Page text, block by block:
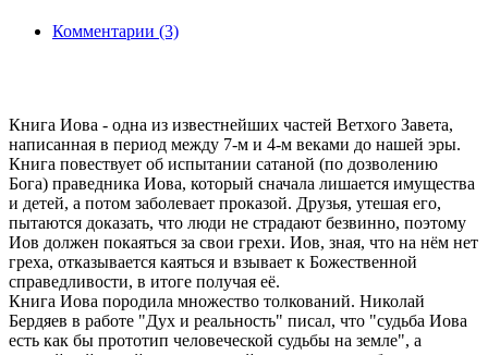
Комментарии (3)
Книга Иова - одна из известнейших частей Ветхого Завета,
написанная в период между 7-м и 4-м веками до нашей эры.
Книга повествует об испытании сатаной (по дозволению
Бога) праведника Иова, который сначала лишается имущества
и детей, а потом заболевает проказой. Друзья, утешая его,
пытаются доказать, что люди не страдают безвинно, поэтому
Иов должен покаяться за свои грехи. Иов, зная, что на нём нет
греха, отказывается каяться и взывает к Божественной
справедливости, в итоге получая её.
Книга Иова породила множество толкований. Николай
Бердяев в работе "Дух и реальность" писал, что "судьба Иова
есть как бы прототип человеческой судьбы на земле", а